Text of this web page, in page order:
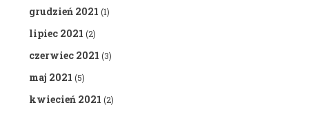
grudzień 2021 (1)
lipiec 2021 (2)
czerwiec 2021 (3)
maj 2021 (5)
kwiecień 2021 (2)